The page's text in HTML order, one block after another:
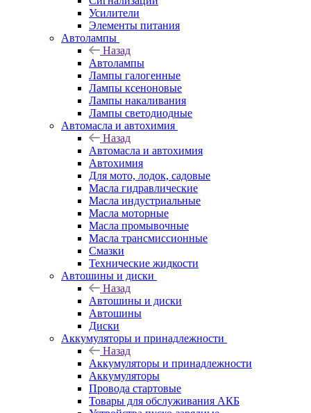
Усилители
Элементы питания
Автолампы
Назад
Автолампы
Лампы галогенные
Лампы ксеноновые
Лампы накаливания
Лампы светодиодные
Автомасла и автохимия
Назад
Автомасла и автохимия
Автохимия
Для мото, лодок, садовые
Масла гидравлические
Масла индустриальные
Масла моторные
Масла промывочные
Масла трансмиссионные
Смазки
Технические жидкости
Автошины и диски
Назад
Автошины и диски
Автошины
Диски
Аккумуляторы и принадлежности
Назад
Аккумуляторы и принадлежности
Аккумуляторы
Провода стартовые
Товары для обслуживания АКБ